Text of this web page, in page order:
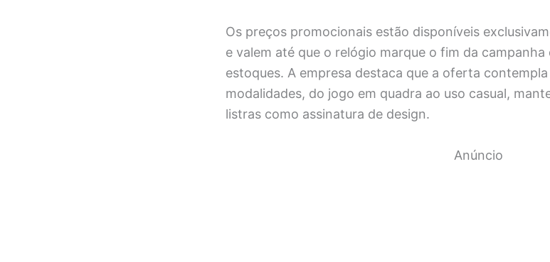
Os preços promocionais estão disponíveis
e valem até que o relógio marque o fim da
estoques. A empresa destaca que a oferta
modalidades, do jogo em quadra ao uso casual,
listras como assinatura de design.
Anúncio